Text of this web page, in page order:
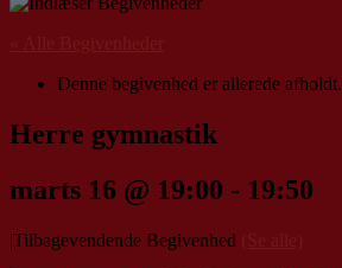
Denne begivenhed er allerede afholdt.
Herre gymnastik
marts 16 @ 19:00 - 19:50
|Tilbagevendende Begivenhed